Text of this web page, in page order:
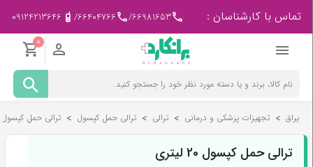
تماس با کارشناسان : 66981653
/
66404766
/
09124213646
0
مادر
کودک
پزشکی
-
ورزشی
یراق > تجهیزات پزشکی و درمانی > ترالی > ترالی حمل کپسول > ترالی حمل کپسول 20
ترالی حمل کپسول 20 لیتری